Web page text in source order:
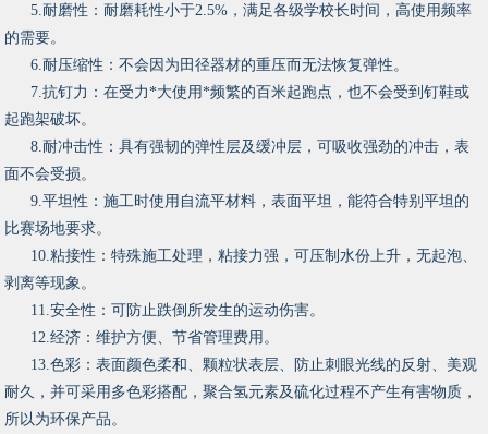
5.耐磨性：耐磨耗性小于2.5%，满足各级学校长时间，高使用频率
的需要。
6.耐压缩性：不会因为田径器材的重压而无法恢复弹性。
7.抗钉力：在受力*大使用*频繁的百米起跑点，也不会受到钉鞋或
起跑架破坏。
8.耐冲击性：具有强韧的弹性层及缓冲层，可吸收强劲的冲击，表
面不会受损。
9.平坦性：施工时使用自流平材料，表面平坦，能符合特别平坦的
比赛场地要求。
10.粘接性：特殊施工处理，粘接力强，可压制水份上升，无起泡、
剥离等现象。
11.安全性：可防止跌倒所发生的运动伤害。
12.经济：维护方便、节省管理费用。
13.色彩：表面颜色柔和、颗粒状表层、防止刺眼光线的反射、美观
耐久，并可采用多色彩搭配，聚合氢元素及硫化过程不产生有害物质，
所以为环保产品。